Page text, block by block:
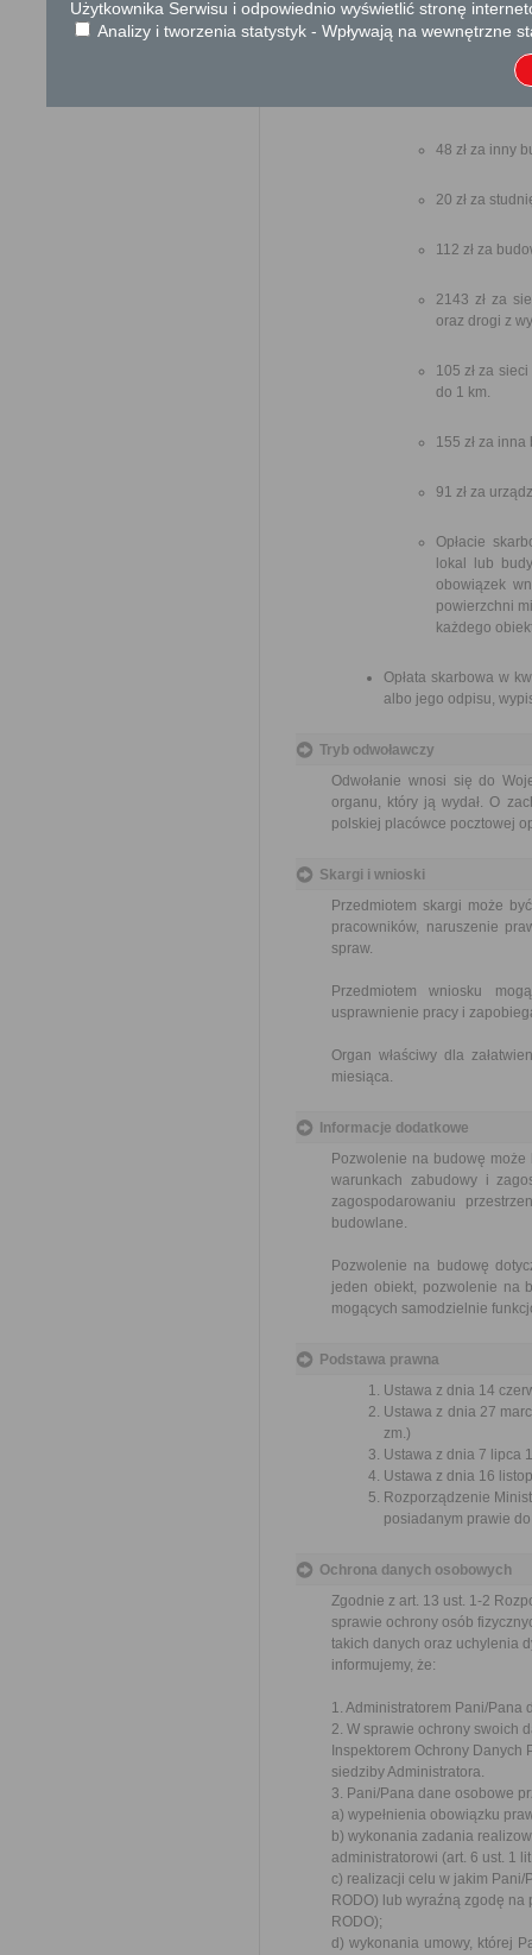
od rodzaju inwestycji:
1 zł za każdy
na
48 zł za inny
20 zł za
112 zł za
2143 zł za
oraz drogi z
105 zł za
do 1 km.
155 zł za
91 zł za
Opłacie
lokal lub
obowiązek
powierzchni
każdego
Opłata skarbowa w
albo jego odpisu,
Tryb odwoławczy
Odwołanie wnosi się do
organu, który ją wydał. O
polskiej placówce pocztowej
Skargi i wnioski
Przedmiotem skargi może
pracowników, naruszenie
spraw.
Przedmiotem wniosku
usprawnienie pracy i
Organ właściwy dla
miesiąca.
Informacje dodatkowe
Pozwolenie na budowę może
warunkach zabudowy i
zagospodarowaniu
budowlane.
Pozwolenie na budowę
jeden obiekt, pozwolenie na
mogących samodzielnie
Podstawa prawna
Ustawa z dnia 14
Ustawa z dnia 27
zm.)
Ustawa z dnia 7 lipca
Ustawa z dnia 16
Rozporządzenie
posiadanym prawie
Ochrona danych osobowych
Zgodnie z art. 13 ust. 1-2
sprawie ochrony osób
takich danych oraz uchylenia
informujemy, że:
1. Administratorem Pani/Pana
2. W sprawie ochrony swoich
Inspektorem Ochrony
siedziby Administratora.
3. Pani/Pana dane osobowe
a) wypełnienia obowiązku
b) wykonania zadania
administratorowi (art. 6 ust. 1
c) realizacji celu w jakim Pani/
RODO) lub wyraźną zgodę na
RODO);
d) wykonania umowy, której
Użytkownika Serwisu i odpowiednio wyświetlić stronę
Analizy i tworzenia statystyk - Wpływają na wewnętrzne